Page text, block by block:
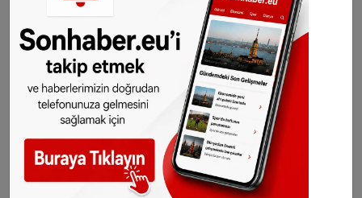
Abone olmak için tıklayın
©️SONHABER.EU